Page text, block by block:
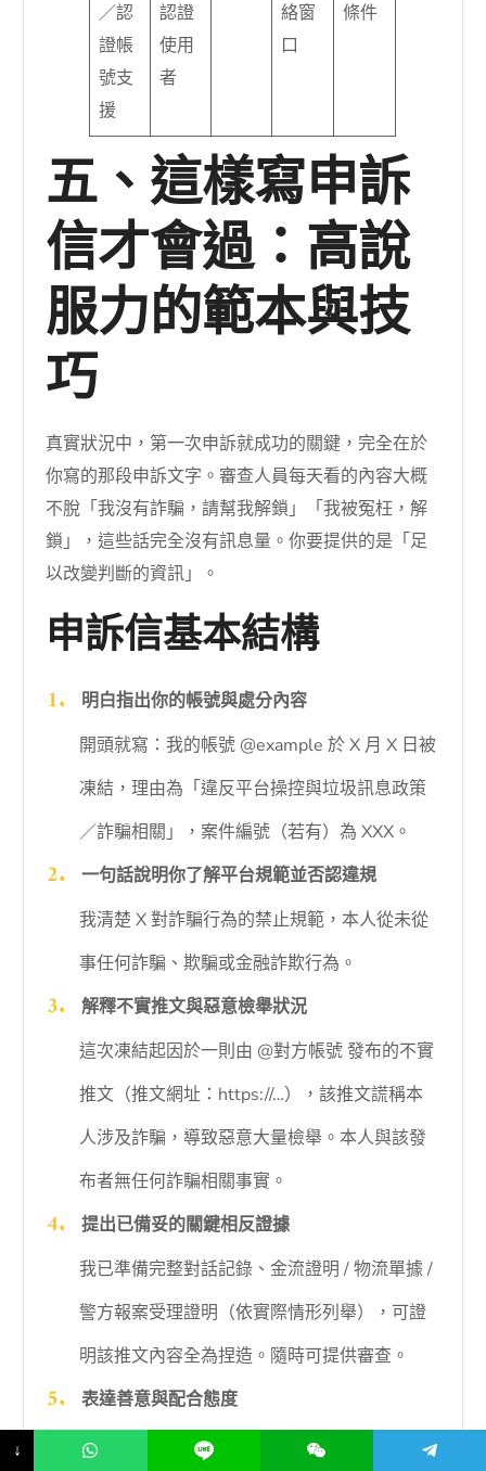
／認
證帳
號支
援
認證
使用
者
絡窗
口
條件
五、這樣寫申訴
信才會過：高說
服力的範本與技
巧
真實狀況中，第一次申訴就成功的關鍵，完全在於
你寫的那段申訴文字。審查人員每天看的內容大概
不脫「我沒有詐騙，請幫我解鎖」「我被冤枉，解
鎖」，這些話完全沒有訊息量。你要提供的是「足
以改變判斷的資訊」。
申訴信基本結構
明白指出你的帳號與處分內容
開頭就寫：我的帳號 @example 於 X 月 X 日被
凍結，理由為「違反平台操控與垃圾訊息政策
／詐騙相關」，案件編號（若有）為 XXX。
一句話說明你了解平台規範並否認違規
我清楚 X 對詐騙行為的禁止規範，本人從未從
事任何詐騙、欺騙或金融詐欺行為。
解釋不實推文與惡意檢舉狀況
這次凍結起因於一則由 @對方帳號 發布的不實
推文（推文網址：https://…），該推文謊稱本
人涉及詐騙，導致惡意大量檢舉。本人與該發
布者無任何詐騙相關事實。
提出已備妥的關鍵相反證據
我已準備完整對話記錄、金流證明 / 物流單據 /
警方報案受理證明（依實際情形列舉），可證
明該推文內容全為捏造。隨時可提供審查。
表達善意與配合態度
我非常樂意配合 X 的任何調查，若有任何需要
↓